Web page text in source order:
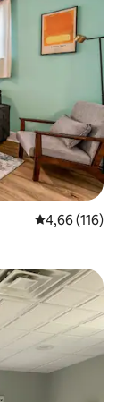
4,66 av 5 i
4,66 (116)